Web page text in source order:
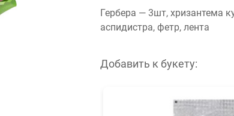
Гербера — 3шт, хризантема
аспидистра, фетр, лента
Добавить к букету: